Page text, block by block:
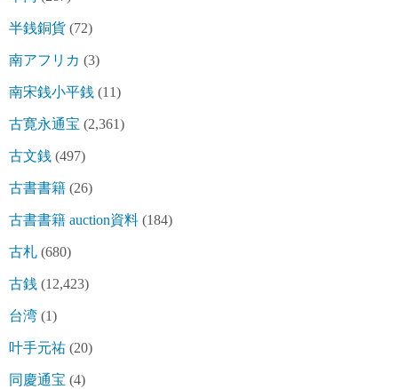
半銭銅貨 (72)
南アフリカ (3)
南宋銭小平銭 (11)
古寛永通宝 (2,361)
古文銭 (497)
古書書籍 (26)
古書書籍 auction資料 (184)
古札 (680)
古銭 (12,423)
台湾 (1)
叶手元祐 (20)
同慶通宝 (4)